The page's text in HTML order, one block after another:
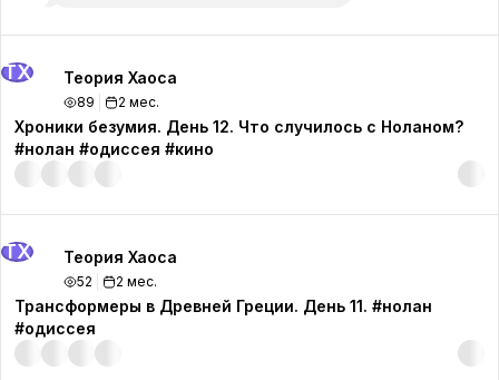
шлем в духе Бэтмена - всё это в фильме про
Древнюю Грецию. Разбираемся, что это: прогиб
под студийную повестку, хитрый авторский план
или просто новый Нолан, которого мы не знали.
ТХ Теория Хаоса
89 2 мес.
Хроники безумия. День 12. Что случилось с Ноланом?
#нолан #одиссея #кино
ТХ Теория Хаоса
52 2 мес.
Трансформеры в Древней Греции. День 11. #нолан
#одиссея